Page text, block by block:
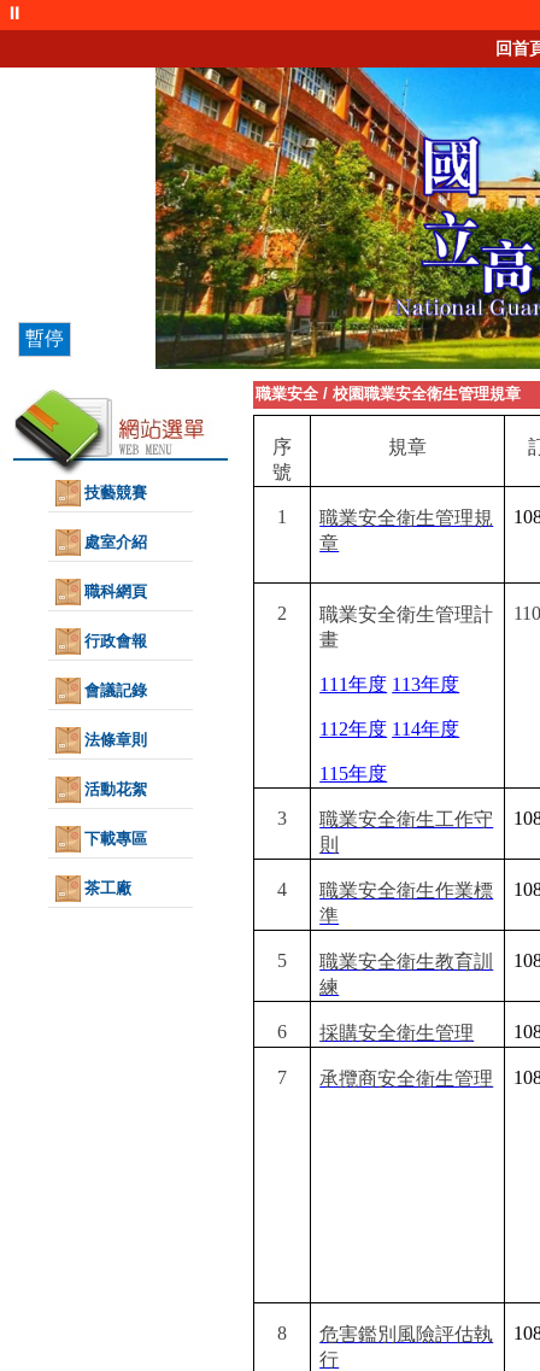
⏸
回首
暫停
技藝競賽
處室介紹
職科網頁
行政會報
會議記錄
法條章則
活動花絮
下載專區
茶工廠
職業安全 / 校園職業安全衛生管理規章
序
號
規章
1
職業安全衛生管理規
章
2
職業安全衛生管理計
畫
111年度 113年度
112年度 114年度
115年度
3
職業安全衛生工作守
則
4
職業安全衛生作業標
準
5
職業安全衛生教育訓
練
6 採購安全衛生管理
7 承攬商安全衛生管理
8
危害鑑別風險評估執
行